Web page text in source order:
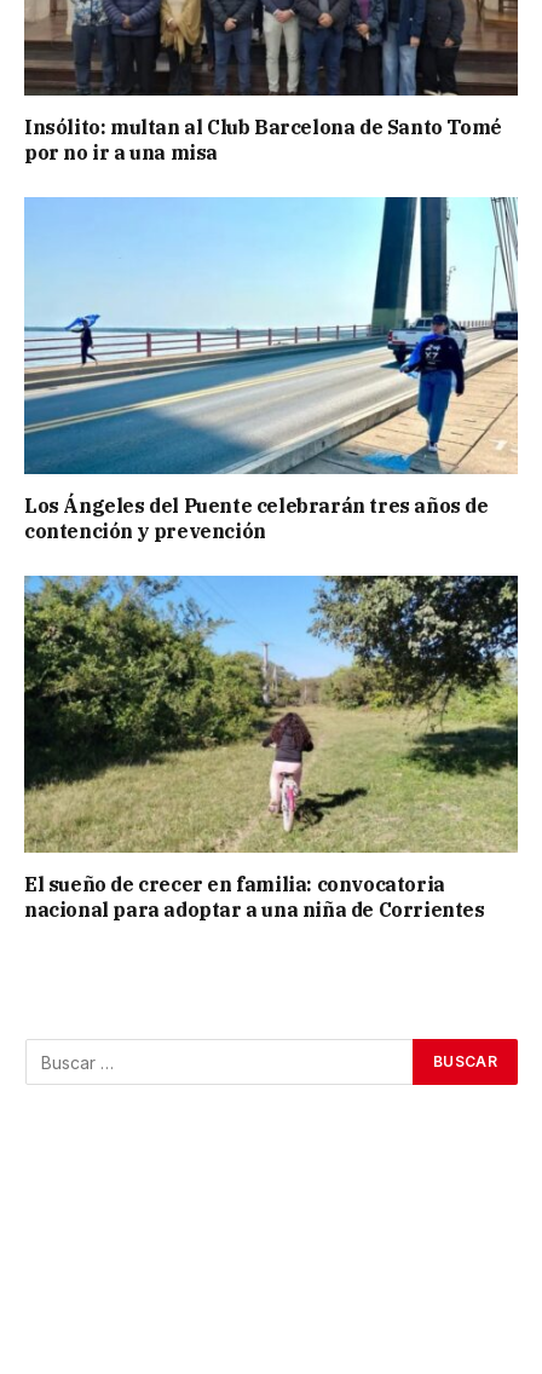
Insólito: multan al Club Barcelona de Santo Tomé
por no ir a una misa
Los Ángeles del Puente celebrarán tres años de
contención y prevención
El sueño de crecer en familia: convocatoria
nacional para adoptar a una niña de Corrientes